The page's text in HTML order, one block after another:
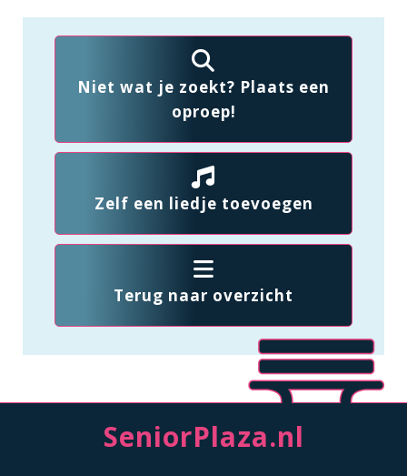
Niet wat je zoekt? Plaats een
oproep!
Zelf een liedje toevoegen
Terug naar overzicht
SeniorPlaza.nl